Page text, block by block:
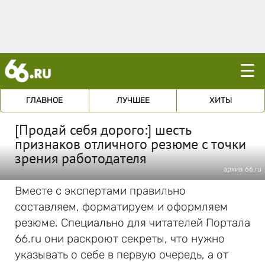
☰
ГЛАВНОЕ ЛУЧШЕЕ ХИТЫ
[Продай себя дорого:] шесть
признаков отличного резюме с точки
зрения работодателя
архив 66.ru
Вместе с экспертами правильно
составляем, форматируем и оформляем
резюме. Специально для читателей Портала
66.ru они раскроют секреты, что нужно
указывать о себе в первую очередь, а от